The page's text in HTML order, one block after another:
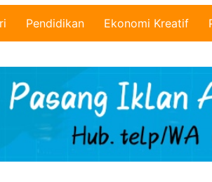
Pendidikan Ekonomi Kreatif